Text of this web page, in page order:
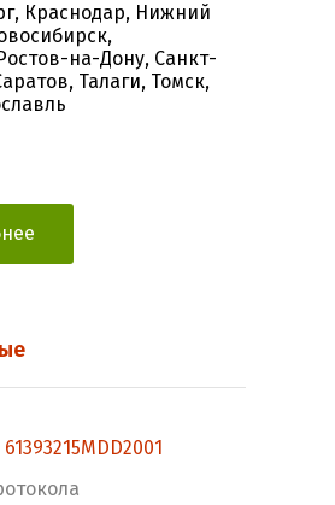
Краснодар, Нижний
на-Дону, Санкт-
Талаги, Томск,